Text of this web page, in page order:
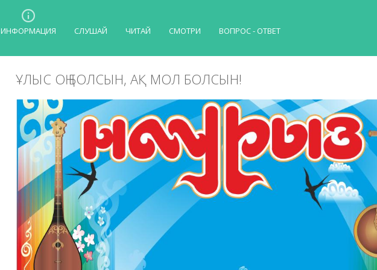
ИНФОРМАЦИЯ СЛУШАЙ ЧИТАЙ СМОТРИ ВОПРОС - ОТВЕТ
ҰЛЫС ОҢ БОЛСЫН, АҚ МОЛ БОЛСЫН!